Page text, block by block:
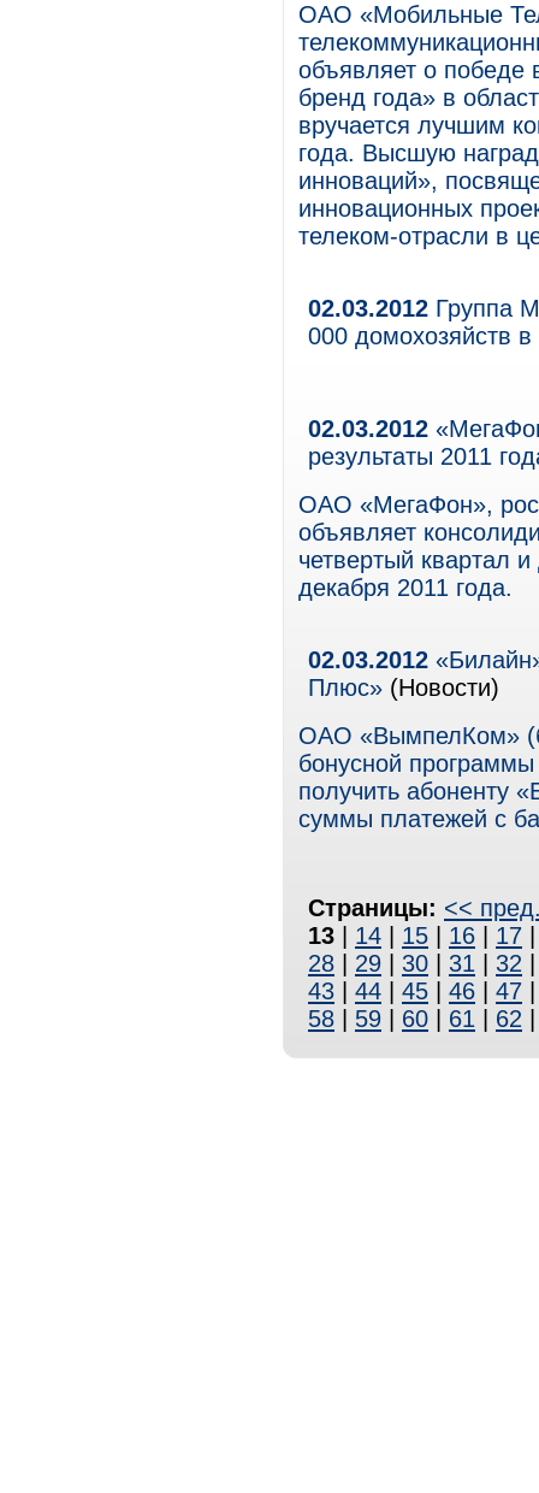
ОАО «Мобильные
объявляет о
бренд года» в
вручается лучшим
года. Высшую
инноваций»,
инновационных
телеком-отрасли в
02.03.2012 Группа
000 домохозяйств
02.03.2012
результаты 2011
ОАО «МегаФон»,
объявляет
четвертый квартал
декабря 2011 года.
02.03.2012
Плюс» (Новости)
ОАО «ВымпелКом»
бонусной
получить абоненту
суммы платежей с
Страницы: <<
13
14 15 16 17
28
29 30 31 32
43
44 45 46 47
58
59 60 61 62